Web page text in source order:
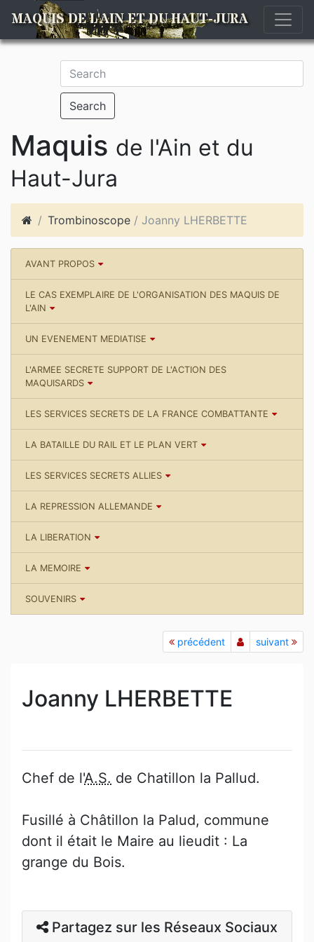
MAQUIS DE L'AIN ET DU HAUT-JURA
Search
Maquis de l'Ain et du
Haut-Jura
Trombinoscope / Joanny LHERBETTE
AVANT PROPOS
LE CAS EXEMPLAIRE DE L'ORGANISATION DES MAQUIS DE
L'AIN
UN EVENEMENT MEDIATISE
L'ARMEE SECRETE SUPPORT DE L'ACTION DES
MAQUISARDS
LES SERVICES SECRETS DE LA FRANCE COMBATTANTE
LA BATAILLE DU RAIL ET LE PLAN VERT
LES SERVICES SECRETS ALLIES
LA REPRESSION ALLEMANDE
LA LIBERATION
LA MEMOIRE
SOUVENIRS
précédent suivant
Joanny LHERBETTE
Chef de l'A.S. de Chatillon la Pallud.
Fusillé à Châtillon la Palud, commune
dont il était le Maire au lieudit : La
grange du Bois.
Partagez sur les Réseaux Sociaux